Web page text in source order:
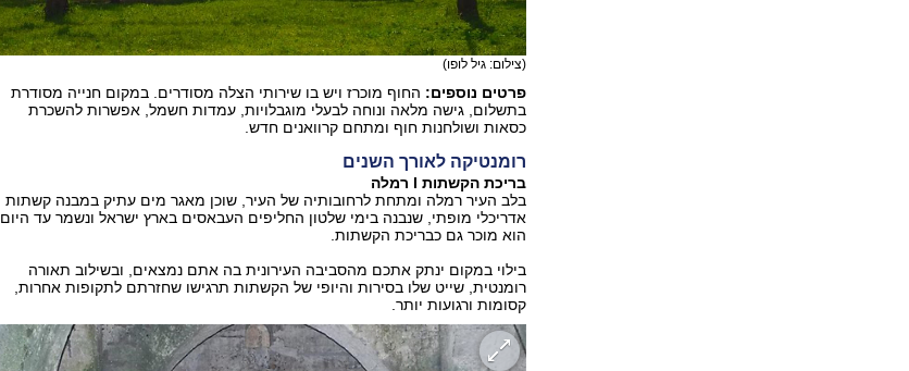
(צילום: גיל לופו)
פרטים נוספים: החוף מוכרז ויש בו שירותי הצלה מסודרים. במקום חנייה מסודרת
בתשלום, גישה מלאה ונוחה לבעלי מוגבלויות, עמדות חשמל, אפשרות להשכרת
כסאות ושולחנות חוף ומתחם קרוואנים חדש.
רומנטיקה לאורך השנים
בריכת הקשתות I רמלה
בלב העיר רמלה ומתחת לרחובותיה של העיר, שוכן מאגר מים עתיק במבנה קשתות
אדריכלי מופתי, שנבנה בימי שלטון החליפים העבאסים בארץ ישראל ונשמר עד היום.
הוא מוכר גם כבריכת הקשתות.
בילוי במקום ינתק אתכם מהסביבה העירונית בה אתם נמצאים, ובשילוב תאורה
רומנטית, שייט שלו בסירות והיופי של הקשתות תרגישו שחזרתם לתקופות אחרות,
קסומות ורגועות יותר.